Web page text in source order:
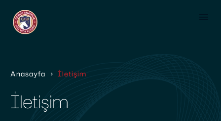
Anasayfa İletişim
İletişim